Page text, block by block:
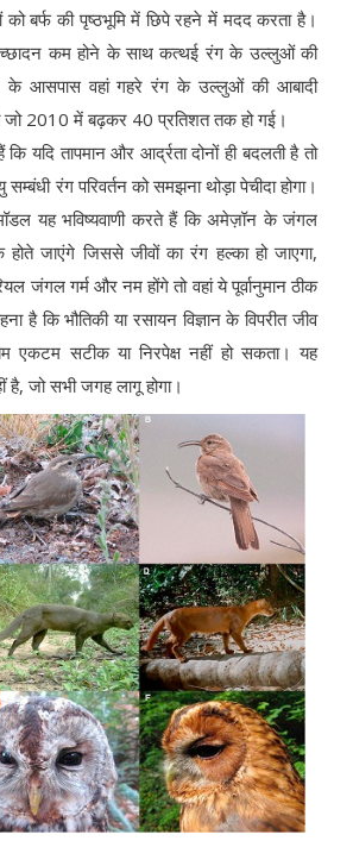
बर्फ की पृष्ठभूमि में छिपे रहने में मदद करता है।
कम होने के साथ कत्थई रंग के उल्लुओं की
के आसपास वहां गहरे रंग के उल्लुओं की आबादी
2010 में बढ़कर 40 प्रतिशत तक हो गई।
कि यदि तापमान और आर्द्रता दोनों ही बदलती है तो
रंग परिवर्तन को समझना थोड़ा पेचीदा होगा।
यह भविष्यवाणी करते हैं कि अमेज़ॉन के जंगल
जाएंगे जिससे जीवों का रंग हल्का हो जाएगा,
जंगल गर्म और नम होंगे तो वहां ये पूर्वानुमान ठीक
है कि भौतिकी या रसायन विज्ञान के विपरीत जीव
एकटम सटीक या निरपेक्ष नहीं हो सकता। यह
है, जो सभी जगह लागू होगा।